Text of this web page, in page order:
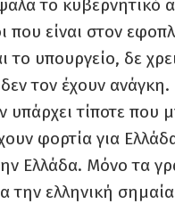
το κυβερνητικό
είναι στον
το υπουργείο, δε
τον έχουν ανάγκη.
υπάρχει τίποτε που
φορτία για
Ελλάδα. Μόνο τα
την ελληνική